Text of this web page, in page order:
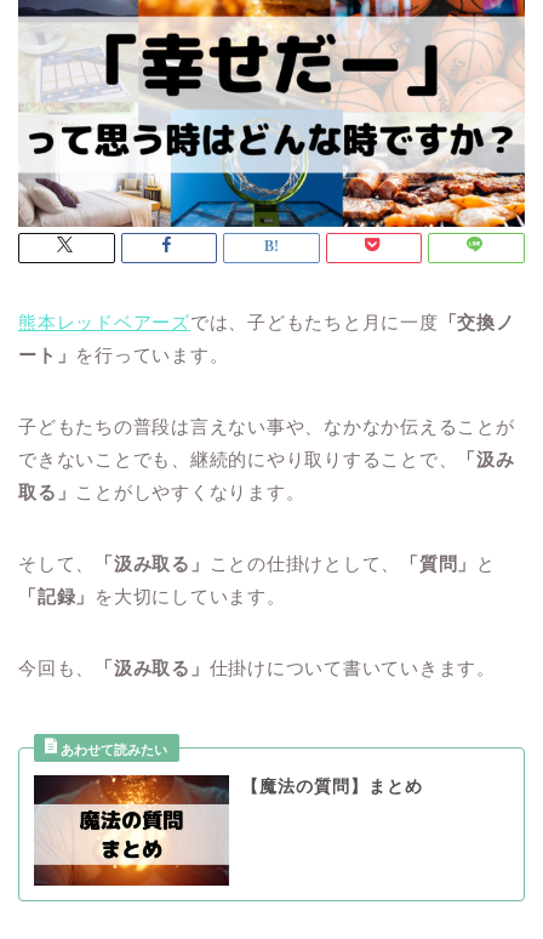
熊本レッドベアーズでは、子どもたちと月に一度 「交換ノ
ート」 を行っています。
子どもたちの普段は言えない事や、なかなか伝えることが
できないことでも、継続的にやり取りすることで、
「汲み
取る」 ことがしやすくなります。
そして、 「汲み取る」 ことの仕掛けとして、 「質問」
と
「記録」
を大切にしています。
今回も、 「汲み取る」 仕掛けについて書いていきます。
【魔法の質問】まとめ